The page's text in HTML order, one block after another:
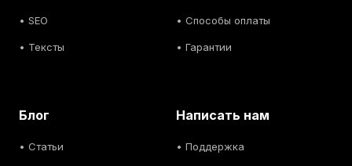
• SEO
• Тексты
• Способы оплаты
• Гарантии
Блог
• Статьи
Написать нам
• Поддержка